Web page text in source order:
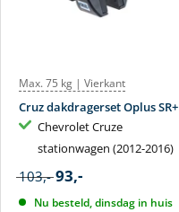
Max. 75 kg | Vierkant
Cruz dakdragerset Oplus SR+
Chevrolet Cruze
stationwagen (2012-2016)
103,- 93,-
Nu besteld, dinsdag in huis